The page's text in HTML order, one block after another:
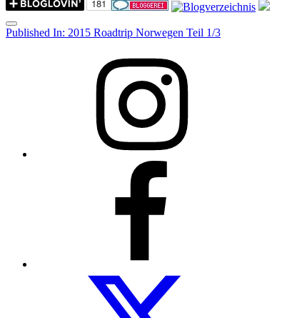
Menu
Post
Published In: 2015 Roadtrip Norwegen Teil 1/3